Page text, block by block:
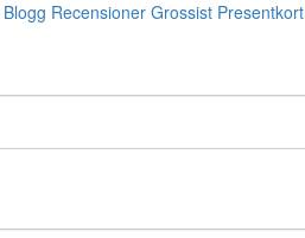
Blogg Recensioner Grossist Presentkort